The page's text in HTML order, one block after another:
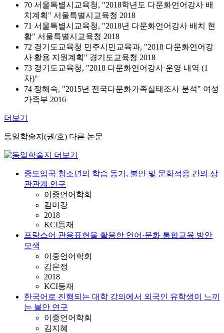
70 서울특별시교육청, "2018학년도 다문화언어강사 배
치계획" 서울특별시교육청 2018
71 서울특별시교육청, "2018년 다문화언어강사 배치 현
황" 서울특별시교육청 2018
72 경기도교육청 민주시민교육과, "2018 다문화언어강
사 활용 지원계획" 경기도교육청 2018
73 경기도교육청, "2018 다문화언어강사 운영 내역 (1
차)"
74 정해숙, "2015년 전국다문화가족실태조사 분석" 여성
가족부 2016
더보기
동일학술지(권/호) 다른 논문
중도입국 청소년의 학습 동기, 불안 및 문화적응 간의 상
관관계 연구
이중언어학회
김미강
2018
KCI등재
프랑스어 관용표현을 활용한 언어·문화 통합교육 방안
모색
이중언어학회
김은정
2018
KCI등재
한국어로 진행되는 대학 강의에서 외국인 유학생이 느끼
는 불안 연구
이중언어학회
김지혜